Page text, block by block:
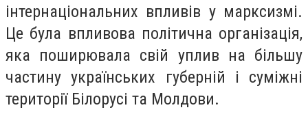
інтернаціональних впливів у марксизмі.
Це була впливова політична організація,
яка поширювала свій уплив на більшу
частину українських губерній і суміжні
території Білорусі та Молдови.